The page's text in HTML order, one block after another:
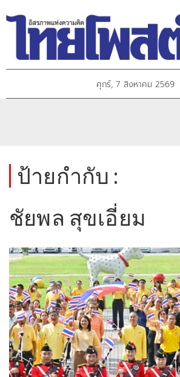
ศุกร์, 7 สิงหาคม 2569
ป้ายกำกับ :
ชัยพล สุขเอี่ยม